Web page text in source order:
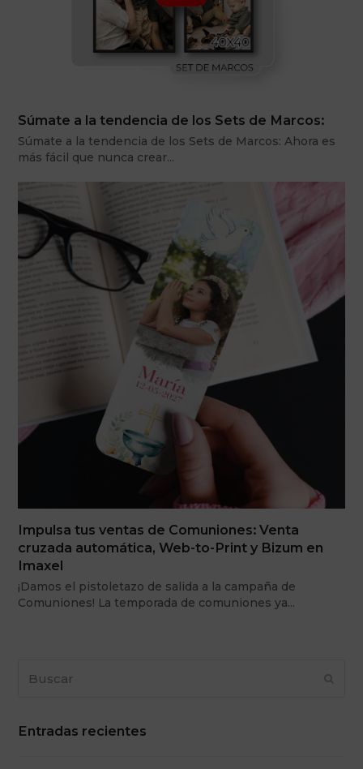
Súmate a la tendencia de los Sets de Marcos:
Súmate a la tendencia de los Sets de Marcos: Ahora es
más fácil que nunca crear…
Impulsa tus ventas de Comuniones: Venta
cruzada automática, Web-to-Print y Bizum en
Imaxel
¡Damos el pistoletazo de salida a la campaña de
Comuniones! La temporada de comuniones ya…
Entradas recientes